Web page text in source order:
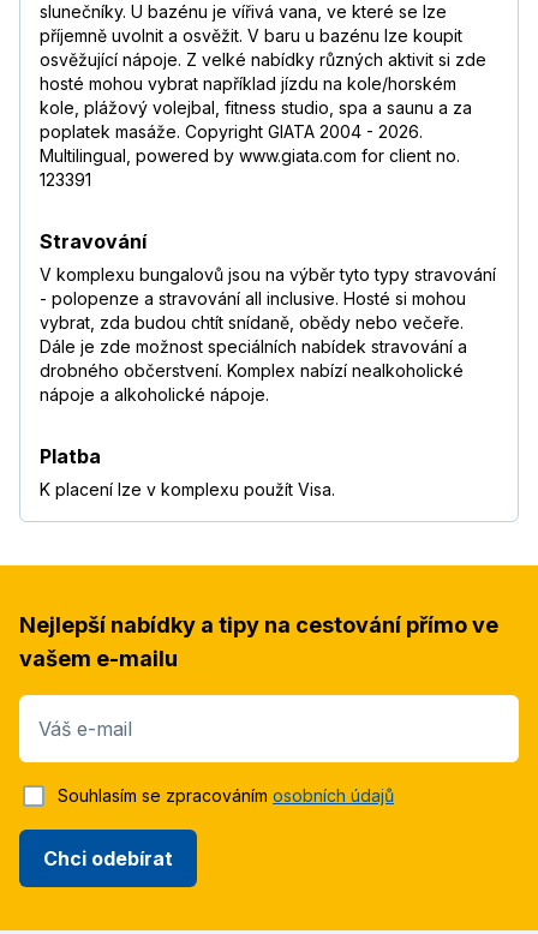
slunečníky. U bazénu je vířivá vana, ve které se lze
příjemně uvolnit a osvěžit. V baru u bazénu lze koupit
osvěžující nápoje. Z velké nabídky různých aktivit si zde
hosté mohou vybrat například jízdu na kole/horském
kole, plážový volejbal, fitness studio, spa a saunu a za
poplatek masáže. Copyright GIATA 2004 - 2026.
Multilingual, powered by www.giata.com for client no.
123391
Stravování
V komplexu bungalovů jsou na výběr tyto typy stravování
- polopenze a stravování all inclusive. Hosté si mohou
vybrat, zda budou chtít snídaně, obědy nebo večeře.
Dále je zde možnost speciálních nabídek stravování a
drobného občerstvení. Komplex nabízí nealkoholické
nápoje a alkoholické nápoje.
Platba
K placení lze v komplexu použít Visa.
Nejlepší nabídky a tipy na cestování přímo ve
vašem e-mailu
Váš e-mail
Chci odebírat
Souhlasím se zpracováním osobních údajů